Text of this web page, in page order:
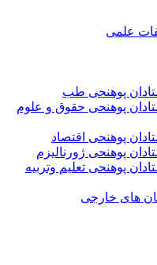
علمی
پوهنحی طب
پوهنحی حقوق و علوم
پوهنحی اقتصاد
پوهنحی ژورنالیزم
پوهنحی تعلیم وتربیه
های خارجی